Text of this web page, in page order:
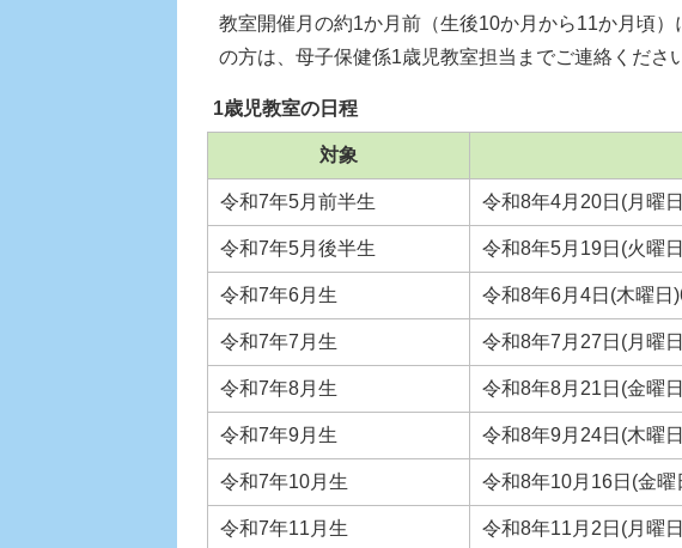
教室開催月の約1か月前（生後10か月から11か月頃
の方は、母子保健係1歳児教室担当までご連絡くださ
1歳児教室の日程
対象
令和7年5月前半生 令和8年4月20日(月曜
令和7年5月後半生 令和8年5月19日(火曜
令和7年6月生 令和8年6月4日(木曜日
令和7年7月生 令和8年7月27日(月曜
令和7年8月生 令和8年8月21日(金曜
令和7年9月生 令和8年9月24日(木曜
令和7年10月生 令和8年10月16日(金
令和7年11月生 令和8年11月2日(月曜